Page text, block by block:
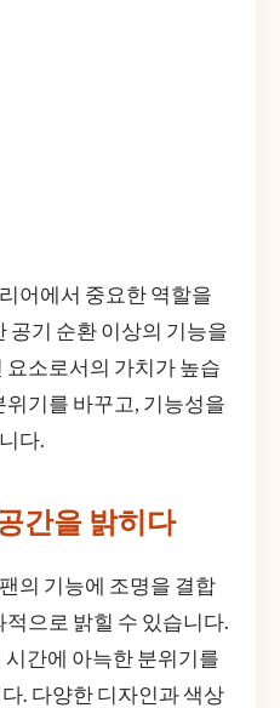
어에서 중요한 역할을
공기 순환 이상의 기능을
소로서의 가치가 높습
기를 바꾸고, 기능성을
다.
간을 밝히다
의 기능에 조명을 결합
으로 밝힐 수 있습니다.
간에 아늑한 분위기를
. 다양한 디자인과 색상